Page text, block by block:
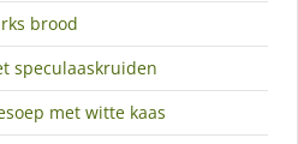
brood
speculaaskruiden
met witte kaas